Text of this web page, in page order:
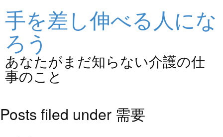
手を差し伸べる人にな
ろう
あなたがまだ知らない介護の仕
事のこと
Posts filed under 需要